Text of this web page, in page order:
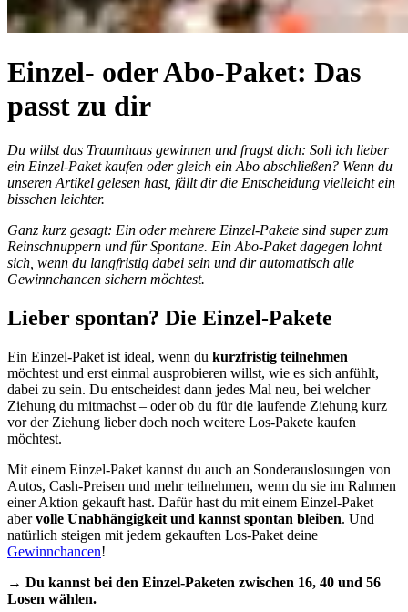
Einzel- oder Abo-Paket: Das
passt zu dir
Du willst das Traumhaus gewinnen und fragst dich: Soll ich lieber
ein Einzel-Paket kaufen oder gleich ein Abo abschließen? Wenn du
unseren Artikel gelesen hast, fällt dir die Entscheidung vielleicht ein
bisschen leichter.
Ganz kurz gesagt: Ein oder mehrere Einzel-Pakete sind super zum
Reinschnuppern und für Spontane. Ein Abo-Paket dagegen lohnt
sich, wenn du langfristig dabei sein und dir automatisch alle
Gewinnchancen sichern möchtest.
Lieber spontan? Die Einzel-Pakete
Ein Einzel-Paket ist ideal, wenn du kurzfristig teilnehmen
möchtest und erst einmal ausprobieren willst, wie es sich anfühlt,
dabei zu sein. Du entscheidest dann jedes Mal neu, bei welcher
Ziehung du mitmachst – oder ob du für die laufende Ziehung kurz
vor der Ziehung lieber doch noch weitere Los-Pakete kaufen
möchtest.
Mit einem Einzel-Paket kannst du auch an Sonderauslosungen von
Autos, Cash-Preisen und mehr teilnehmen, wenn du sie im Rahmen
einer Aktion gekauft hast. Dafür hast du mit einem Einzel-Paket
abervolle Unabhängigkeit und kannst spontan bleiben. Und
natürlich steigen mit jedem gekauften Los-Paket deine
Gewinnchancen!
→ Du kannst bei den Einzel-Paketen zwischen 16, 40 und 56
Losen wählen.